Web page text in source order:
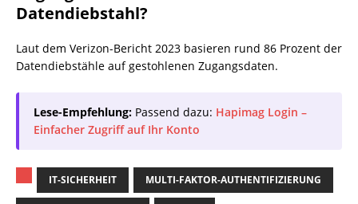
Datendiebstahl?
Laut dem Verizon-Bericht 2023 basieren rund 86 Prozent der
Datendiebstähle auf gestohlenen Zugangsdaten.
Lese-Empfehlung: Passend dazu: Hapimag Login –
Einfacher Zugriff auf Ihr Konto
IT-SICHERHEIT MULTI-FAKTOR-AUTHENTIFIZIERUNG